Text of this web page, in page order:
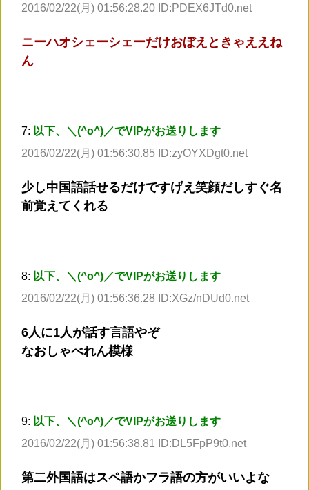
2016/02/22(月) 01:56:28.20 ID:PDEX6JTd0.net
ニーハオシェーシェーだけおぼえときゃええね
ん
7: 以下、＼(^o^)／でVIPがお送りします
2016/02/22(月) 01:56:30.85 ID:zyOYXDgt0.net
少し中国語話せるだけですげえ笑顔だしすぐ名
前覚えてくれる
8: 以下、＼(^o^)／でVIPがお送りします
2016/02/22(月) 01:56:36.28 ID:XGz/nDUd0.net
6人に1人が話す言語やぞ
なおしゃべれん模様
9: 以下、＼(^o^)／でVIPがお送りします
2016/02/22(月) 01:56:38.81 ID:DL5FpP9t0.net
第二外国語はスペ語かフラ語の方がいいよな